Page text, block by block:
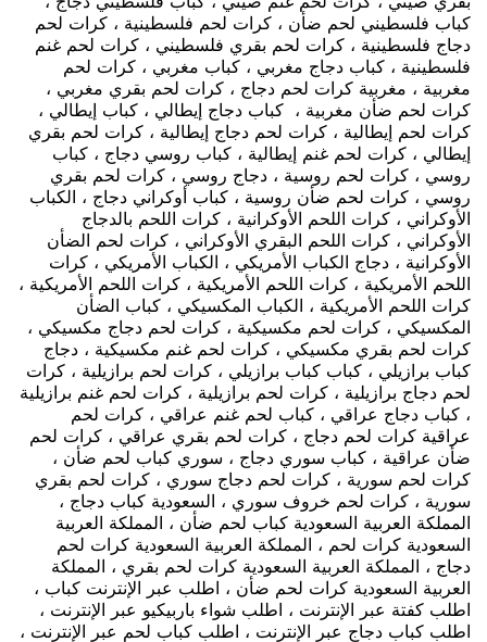
كباب فلسطيني لحم ضأن ، كرات لحم فلسطينية ، كرات لحم
دجاج فلسطينية ، كرات لحم بقري فلسطيني ، كرات لحم غنم
فلسطينية ، كباب دجاج مغربي ، كباب مغربي ، كرات لحم
مغربية ، مغربية كرات لحم دجاج ، كرات لحم بقري مغربي ،
كرات لحم ضأن مغربية ، كباب دجاج إيطالي ، كباب إيطالي ،
كرات لحم إيطالية ، كرات لحم دجاج إيطالية ، كرات لحم بقري
إيطالي ، كرات لحم غنم إيطالية ، كباب روسي دجاج ، كباب
روسي ، كرات لحم روسية ، دجاج روسي ، كرات لحم بقري
روسي ، كرات لحم ضأن روسية ، كباب أوكراني دجاج ، الكباب
الأوكراني ، كرات اللحم الأوكرانية ، كرات اللحم بالدجاج
الأوكراني ، كرات اللحم البقري الأوكراني ، كرات لحم الضأن
الأوكرانية ، دجاج الكباب الأمريكي ، الكباب الأمريكي ، كرات
اللحم الأمريكية ، كرات اللحم الأمريكية ، كرات اللحم الأمريكية ،
كرات اللحم الأمريكية ، الكباب المكسيكي ، كباب الضأن
المكسيكي ، كرات لحم مكسيكية ، كرات لحم دجاج مكسيكي ،
كرات لحم بقري مكسيكي ، كرات لحم غنم مكسيكية ، دجاج
كباب برازيلي ، كباب كباب برازيلي ، كرات لحم برازيلية ، كرات
لحم دجاج برازيلية ، كرات لحم برازيلية ، كرات لحم غنم برازيلية
، كباب دجاج عراقي ، كباب لحم غنم عراقي ، كرات لحم
عراقية كرات لحم دجاج ، كرات لحم بقري عراقي ، كرات لحم
ضأن عراقية ، كباب سوري دجاج ، سوري كباب لحم ضأن ،
كرات لحم سورية ، كرات لحم دجاج سوري ، كرات لحم بقري
سورية ، كرات لحم خروف سوري ، السعودية كباب دجاج ،
المملكة العربية السعودية كباب لحم ضأن ، المملكة العربية
السعودية كرات لحم ، المملكة العربية السعودية كرات لحم
دجاج ، المملكة العربية السعودية كرات لحم بقري ، المملكة
العربية السعودية كرات لحم ضأن ، اطلب عبر الإنترنت كباب ،
اطلب كفتة عبر الإنترنت ، اطلب شواء باربيكيو عبر الإنترنت ،
اطلب كباب دجاج عبر الإنترنت ، اطلب كباب لحم عبر الإنترنت ،